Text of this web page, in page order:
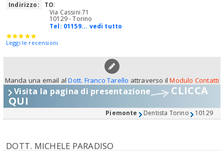
Indirizzo:
TO:
Via Cassini 71
10129 - Torino
Tel: 01159... vedi tutto
Leggi le recensioni
Manda una email alDott. Franco Tarello attraverso ilModulo Contatti
Visita la pagina di presentazione CLICCA
QUI
Piemonte Dentista Torino 10129
DOTT. MICHELE PARADISO